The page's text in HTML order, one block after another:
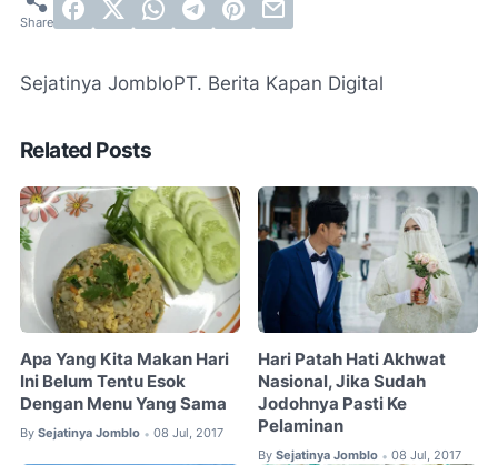
Sejatinya JombloPT. Berita Kapan Digital
Related Posts
Apa Yang Kita Makan Hari
Ini Belum Tentu Esok
Dengan Menu Yang Sama
By Sejatinya Jomblo • 08 Jul, 2017
Hari Patah Hati Akhwat
Nasional, Jika Sudah
Jodohnya Pasti Ke
Pelaminan
By Sejatinya Jomblo • 08 Jul, 2017